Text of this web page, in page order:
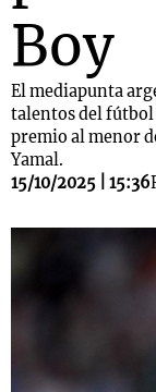
Boy
El mediapunta
talentos del fútbol
premio al menor
Yamal.
15/10/2025 | 15:36